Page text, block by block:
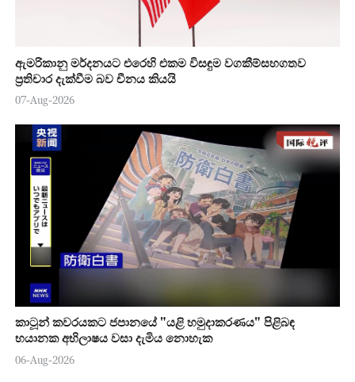
ඇමරිකානු මර්දනයට එරෙහි එකම විසඳුම වගකීම්සහගතව
ප්‍රතිචාර දැක්වීම බව චීනය කියයි
07-Aug-2026
කාටූන් කවරයකට ජපානයේ "යළි හමුදාකරණය" පිළිබඳ
භයානක අභිලාෂය වසා දැමිය නොහැක
06-Aug-2026